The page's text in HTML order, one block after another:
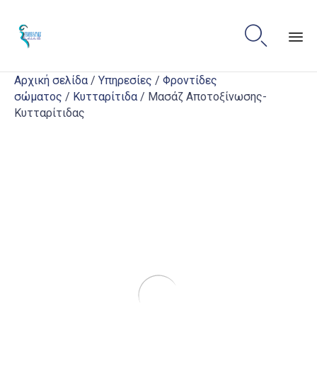

Αρχική σελίδα / Υπηρεσίες / Φροντίδες
σώματος / Κυτταρίτιδα / Mασάζ Aποτοξίνωσης-
Kυτταρίτιδας